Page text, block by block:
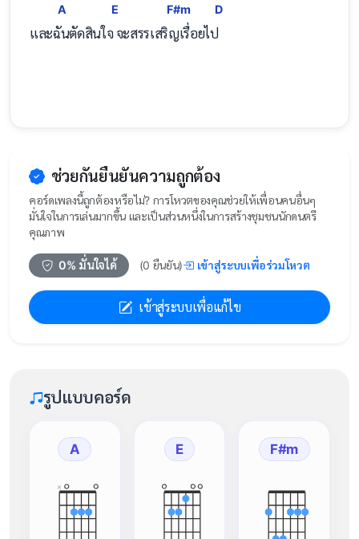
และ
A
ฉันตัดสินใ
E
จ จะสรรเส
F#m
ริญเรื่อยไ
D
ป
ช่วยกันยืนยันความถูกต้อง
คอร์ดเพลงนี้ถูกต้องหรือไม่? การโหวตของคุณช่วยให้เพื่อนคนอื่นๆ
มั่นใจในการเล่นมากขึ้น และเป็นส่วนหนึ่งในการสร้างชุมชนนักดนตรี
คุณภาพ
0% มั่นใจได้ (0 ยืนยัน) เข้าสู่ระบบเพื่อร่วมโหวต
เข้าสู่ระบบเพื่อแก้ไข
รูปแบบคอร์ด
A
×
E F#m